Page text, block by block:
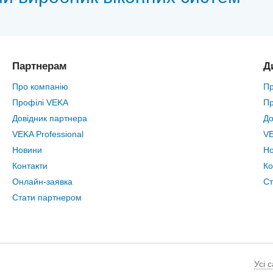
Партнерам
Про компанію
Профілі VEKA
Довідник партнера
VEKA Professional
Новини
Контакти
Онлайн-заявка
Стати партнером
Усі